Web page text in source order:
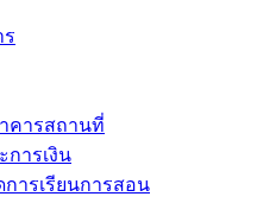
คารสถานที่
ารเงิน
ารเรียนการสอน